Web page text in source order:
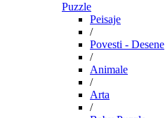
Puzzle
Peisaje
/
Povesti - Desene
/
Animale
/
Arta
/